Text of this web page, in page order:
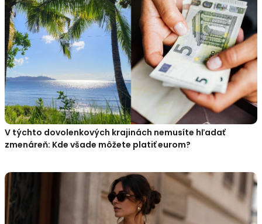
V týchto dovolenkových krajinách nemusíte hľadať
zmenáreň: Kde všade môžete platiť eurom?